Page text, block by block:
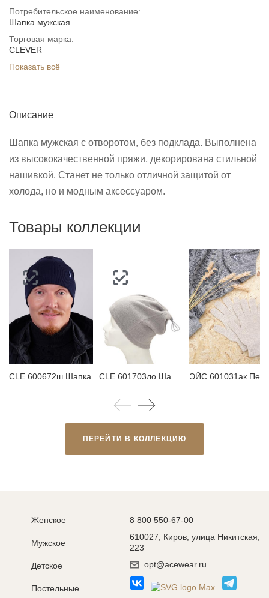
Потребительское наименование:
Шапка мужская
Торговая марка:
CLEVER
Показать всё
Описание
Шапка мужская с отворотом, без подклада. Выполнена
из высококачественной пряжи, декорирована стильной
нашивкой. Станет не только отличной защитой от
холода, но и модным аксессуаром.
Товары коллекции
CLE 600672ш Шапка
ПЕРЕЙТИ В КОЛЛЕКЦИЮ
Женское
Мужское
Детское
Постельные
8 800 550-67-00
610027, Киров, улица Никитская,
223
opt@acewear.ru